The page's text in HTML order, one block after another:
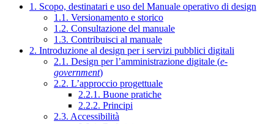
1. Scopo, destinatari e uso del Manuale operativo di design
1.1. Versionamento e storico
1.2. Consultazione del manuale
1.3. Contribuisci al manuale
2. Introduzione al design per i servizi pubblici digitali
2.1. Design per l’amministrazione digitale (e-
government)
2.2. L’approccio progettuale
2.2.1. Buone pratiche
2.2.2. Principi
2.3. Accessibilità